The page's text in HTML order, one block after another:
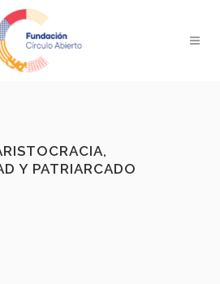
Y PATRIARCADO